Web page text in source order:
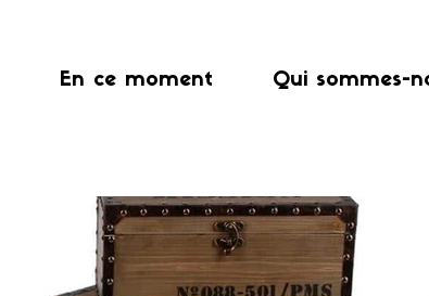
En ce moment Qui sommes-